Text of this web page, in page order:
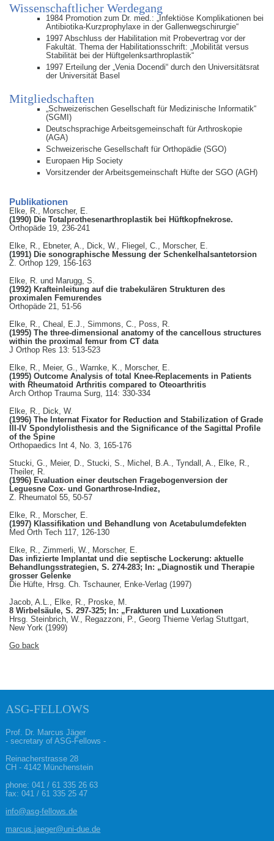
Wissenschaftlicher Werdegang
1984 Promotion zum Dr. med.: „Infektiöse Komplikationen bei
Antibiotika-Kurzprophylaxe in der Gallenwegschirurgie“
1997 Abschluss der Habilitation mit Probevertrag vor der
Fakultät. Thema der Habilitationsschrift: „Mobilität versus
Stabilität bei der Hüftgelenksarthroplastik“
1997 Erteilung der „Venia Docendi“ durch den Universitätsrat
der Universität Basel
Mitgliedschaften
„Schweizerischen Gesellschaft für Medizinische Informatik“
(SGMI)
Deutschsprachige Arbeitsgemeinschaft für Arthroskopie
(AGA)
Schweizerische Gesellschaft für Orthopädie (SGO)
Europaen Hip Society
Vorsitzender der Arbeitsgemeinschaft Hüfte der SGO (AGH)
Publikationen
Elke, R., Morscher, E.
(1990) Die Totalprothesenarthroplastik bei Hüftkopfnekrose.
Orthopäde 19, 236-241
Elke, R., Ebneter, A., Dick, W., Fliegel, C., Morscher, E.
(1991) Die sonographische Messung der Schenkelhalsantetorsion
Z. Orthop 129, 156-163
Elke, R. und Marugg, S.
(1992) Krafteinleitung auf die trabekulären Strukturen des
proximalen Femurendes
Orthopäde 21, 51-56
Elke, R., Cheal, E.J., Simmons, C., Poss, R.
(1995) The three-dimensional anatomy of the cancellous structures
within the proximal femur from CT data
J Orthop Res 13: 513-523
Elke, R., Meier, G., Warnke, K., Morscher, E.
(1995) Outcome Analysis of total Knee-Replacements in Patients
with Rheumatoid Arthritis compared to Oteoarthritis
Arch Orthop Trauma Surg, 114: 330-334
Elke, R., Dick, W.
(1996) The Internat Fixator for Reduction and Stabilization of Grade
III-IV Spondylolisthesis and the Significance of the Sagittal Profile
of the Spine
Orthopaedics Int 4, No. 3, 165-176
Stucki, G., Meier, D., Stucki, S., Michel, B.A., Tyndall, A., Elke, R.,
Theiler, R.
(1996) Evaluation einer deutschen Fragebogenversion der
Leguesne Cox- und Gonarthrose-Indiez,
Z. Rheumatol 55, 50-57
Elke, R., Morscher, E.
(1997) Klassifikation und Behandlung von Acetabulumdefekten
Med Orth Tech 117, 126-130
Elke, R., Zimmerli, W., Morscher, E.
Das infizierte Implantat und die septische Lockerung: aktuelle
Behandlungsstrategien, S. 274-283; In: „Diagnostik und Therapie
grosser Gelenke
Die Hüfte, Hrsg. Ch. Tschauner, Enke-Verlag (1997)
Jacob, A.L., Elke, R., Proske, M.
8 Wirbelsäule, S. 297-325; In: „Frakturen und Luxationen
Hrsg. Steinbrich, W., Regazzoni, P., Georg Thieme Verlag Stuttgart,
New York (1999)
Go back
ASG-FELLOWS
Prof. Dr. Marcus Jäger
- secretary of ASG-Fellows -
Reinacherstrasse 28
CH - 4142 Münchenstein
phone:041 / 61 335 26 63
fax: 041 / 61 335 25 47
info@asg-fellows.de
marcus.jaeger@uni-due.de